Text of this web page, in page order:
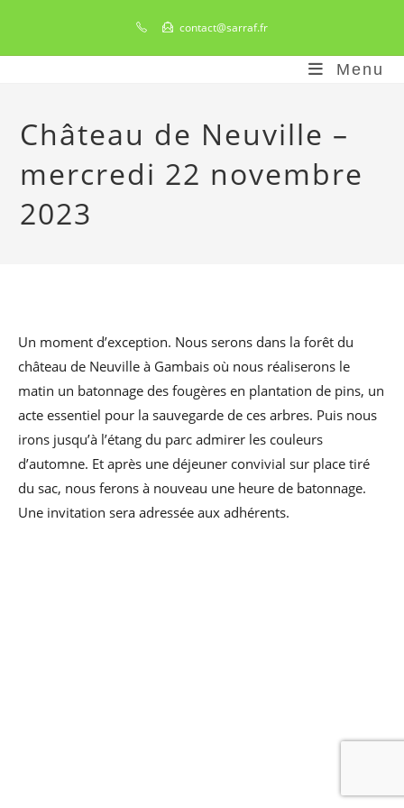
content
contact@sarraf.fr
Menu
Château de Neuville –
mercredi 22 novembre
2023
Un moment d’exception. Nous serons dans la forêt du
château de Neuville à Gambais où nous réaliserons le
matin un batonnage des fougères en plantation de pins, un
acte essentiel pour la sauvegarde de ces arbres. Puis nous
irons jusqu’à l’étang du parc admirer les couleurs
d’automne. Et après une déjeuner convivial sur place tiré
du sac, nous ferons à nouveau une heure de batonnage.
Une invitation sera adressée aux adhérents.